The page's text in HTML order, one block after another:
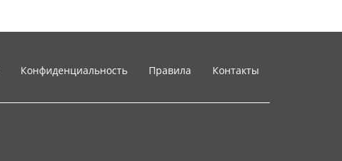
Конфиденциальность Правила Контакты